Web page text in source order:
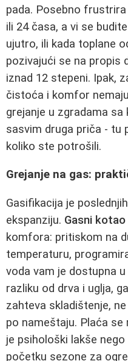
pada. Posebno
ili 24 časa, a vi se
ujutro, ili kada toplane
pozivajući se na propis
iznad 12 stepeni. Ipak,
čistoća i komfor
grejanje u zgradama
sasvim druga priča - tu
koliko ste potrošili.
Grejanje na gas:
Gasifikacija je
ekspanziju. Gasni kotao
komfora: pritiskom na
temperaturu,
voda vam je dostupna
razliku od drva i uglja,
zahteva skladištenje,
po nameštaju. Plaća
je psihološki lakše
početku sezone za